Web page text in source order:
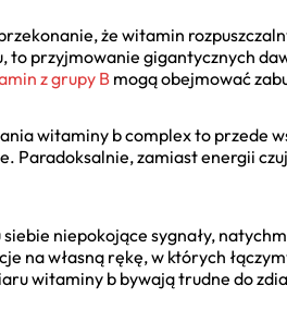
że witamin
to przyjmowanie gigantycznych
z grupy B mogą obejmować
witaminy b complex to przede
Paradoksalnie, zamiast energii
siebie niepokojące sygnały,
na własną rękę, w których
witaminy b bywają trudne do